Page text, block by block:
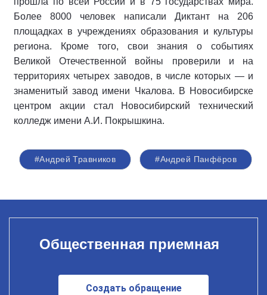
Более 8000 человек написали Диктант на 206
площадках в учреждениях образования и культуры
региона. Кроме того, свои знания о событиях
Великой Отечественной войны проверили и на
территориях четырех заводов, в числе которых — и
знаменитый завод имени Чкалова. В Новосибирске
центром акции стал Новосибирский технический
колледж имени А.И. Покрышкина.
#Андрей Травников #Андрей Панфёров
Общественная приемная
Создать обращение